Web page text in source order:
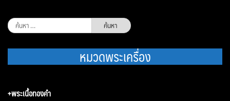
ค้นหา
สำหรับ:
หมวดพระเครื่อง
+พระเนื้อทองคำ